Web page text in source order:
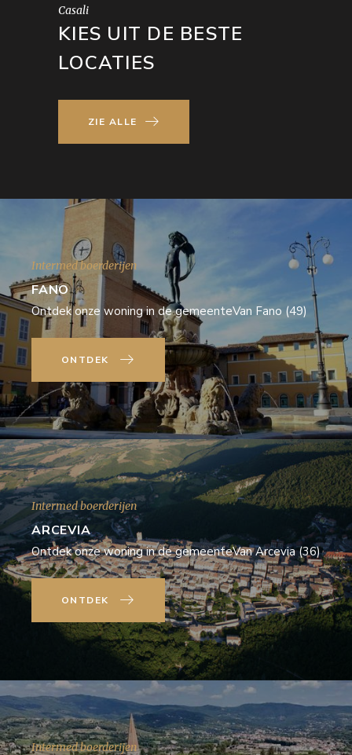
Casali
KIES UIT DE BESTE
LOCATIES
ZIE ALLE
Intermed boerderijen
FANO
Ontdek onze woning in de gemeenteVan Fano (49)
ONTDEK
Intermed boerderijen
ARCEVIA
Ontdek onze woning in de gemeenteVan Arcevia (36)
ONTDEK
Intermed boerderijen